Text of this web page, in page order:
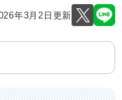
年3月2日更新